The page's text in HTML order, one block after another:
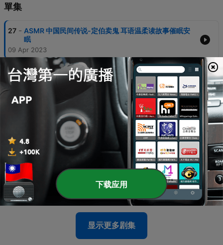
單集
27 - ASMR 中国民间传说-定伯卖鬼 耳语温柔读故事催眠安
眠
09 Apr 2023
26 - ASMR 照顾发烧的你 taking care of you when you
are having a fever
ASMR 照顾被猫抓伤的你
24 - ASMR 给您进行贴心掏耳朵服务~忙碌辛苦啦~
09 Apr 2023
23 -
ASMR 掏耳店员为你做全套采耳！40分钟超长角色扮
演，耳朵都掏空了！
09 Apr 2023
显示更多剧集
下载应用